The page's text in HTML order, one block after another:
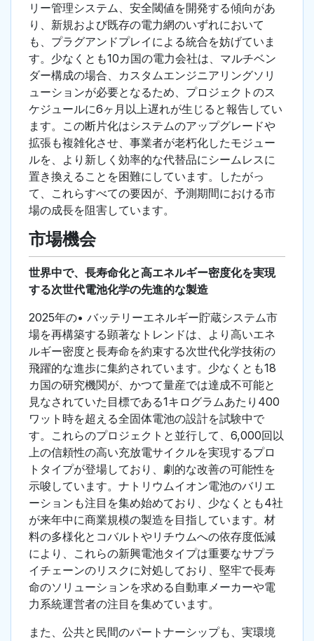
リー管理システム、安全閾値を開発する傾向があ
り、新規および既存の電力網のいずれにおいて
も、プラグアンドプレイによる統合を妨げていま
す。少なくとも10カ国の電力会社は、マルチベン
ダー構成の場合、カスタムエンジニアリングソリ
ューションが必要となるため、プロジェクトのス
ケジュールに6ヶ月以上遅れが生じると報告してい
ます。この断片化はシステムのアップグレードや
拡張も複雑化させ、事業者が老朽化したモジュー
ルを、より新しく効率的な代替品にシームレスに
置き換えることを困難にしています。したがっ
て、これらすべての要因が、予測期間における市
場の成長を阻害しています。
市場機会
世界中で、長寿命化と高エネルギー密度化を実現
する次世代電池化学の先進的な製造
2025年の• バッテリーエネルギー貯蔵システム市
場を再構築する顕著なトレンドは、より高いエネ
ルギー密度と長寿命を約束する次世代化学技術の
飛躍的な進歩に集約されています。少なくとも18
カ国の研究機関が、かつて量産では達成不可能と
見なされていた目標である1キログラムあたり400
ワット時を超える全固体電池の設計を試験中で
す。これらのプロジェクトと並行して、6,000回以
上の信頼性の高い充放電サイクルを実現するプロ
トタイプが登場しており、劇的な改善の可能性を
示唆しています。ナトリウムイオン電池のバリエ
ーションも注目を集め始めており、少なくとも4社
が来年中に商業規模の製造を目指しています。材
料の多様化とコバルトやリチウムへの依存度低減
により、これらの新興電池タイプは重要なサプラ
イチェーンのリスクに対処しており、堅牢で長寿
命のソリューションを求める自動車メーカーや電
力系統運営者の注目を集めています。
また、公共と民間のパートナーシップも、実環境